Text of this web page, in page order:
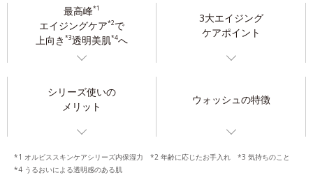
最高峰*1
エイジングケア*2で
上向き *3透明美肌*4へ
3大エイジング
ケアポイント
シリーズ使いの
メリット
ウォッシュの特徴
*1 オルビススキンケアシリーズ内保湿力 *2 年齢に応じたお手入れ *3 気持ちのこと
*4 うるおいによる透明感のある肌